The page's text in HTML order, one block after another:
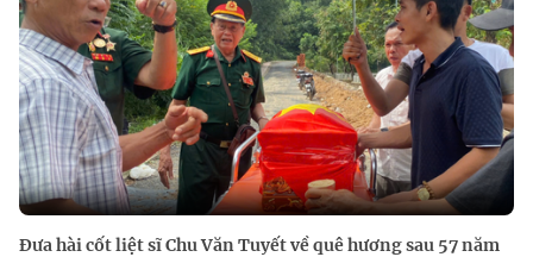
Đưa hài cốt liệt sĩ Chu Văn Tuyết về quê hương sau 57 năm